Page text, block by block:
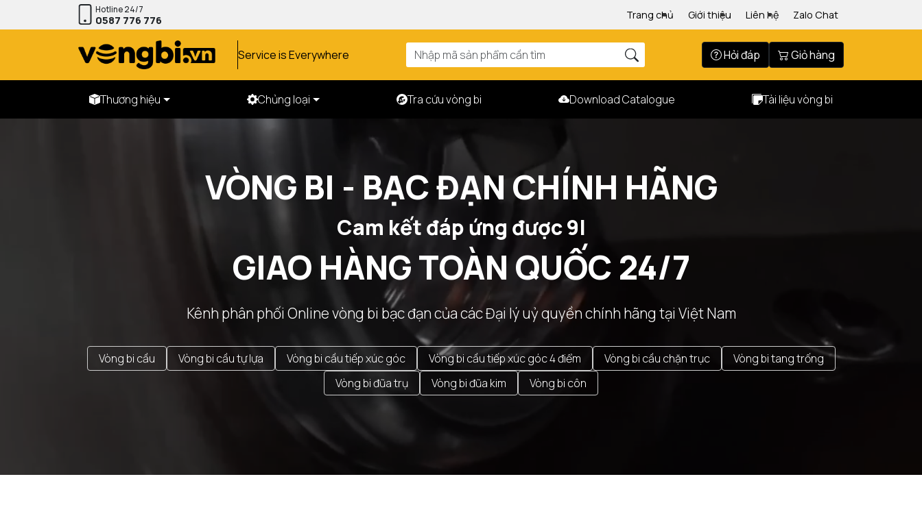
Hotline 24/7
0587 776 776 Trang chủ Giới thiệu Liên hệ Zalo Chat
Service is Everywhere Hỏi đáp Giỏ hàng
Thương hiệu Chủng loại Tra cứu vòng bi Download Catalogue Tài liệu vòng bi
VÒNG BI - BẠC ĐẠN CHÍNH HÃNG
Ca|
GIAO HÀNG TOÀN QUỐC 24/7
Kênh phân phối Online vòng bi bạc đạn của các Đại lý uỷ quyền chính hãng tại Việt Nam
Vòng bi cầu Vòng bi cầu tự lựa Vòng bi cầu tiếp xúc góc Vòng bi cầu tiếp xúc góc 4 điểm Vòng bi cầu chặn trục
Vòng bi tang trống
Vòng bi đũa trụ
Vòng bi đũa kim Vòng bi côn